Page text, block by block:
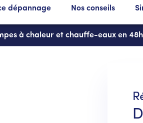
dépannage Nos conseils
à chaleur et chauffe-eaux en